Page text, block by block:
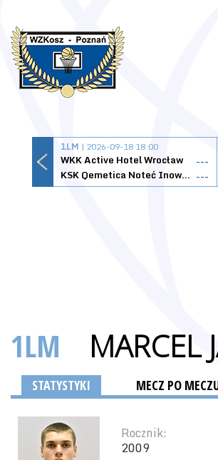
1LM | 2026-09-18 18:00
WKK Active Hotel Wrocław
---
KSK Qemetica Noteć Inowrocław ---
1LM MARCEL
STATYSTYKI MECZ PO
Rocznik:
2009